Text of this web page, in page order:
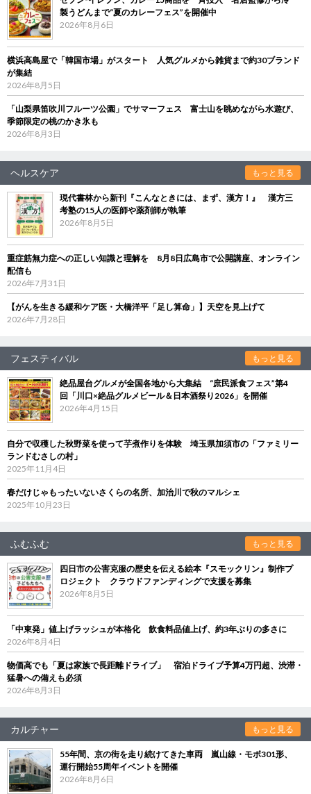
製うどんまで“夏のカレーフェス”を開催中
2026年8月6日
横浜高島屋で「韓国市場」がスタート 人気グルメから雑貨まで約30ブランド
が集結
2026年8月5日
「山梨県笛吹川フルーツ公園」でサマーフェス 富士山を眺めながら水遊び、
季節限定の桃のかき氷も
2026年8月3日
ヘルスケア もっと見る
現代書林から新刊『こんなときには、まず、漢方！』 漢方三
考塾の15人の医師や薬剤師が執筆
2026年8月5日
重症筋無力症への正しい知識と理解を 8月8日広島市で公開講座、オンライン
配信も
2026年7月31日
【がんを生きる緩和ケア医・大橋洋平「足し算命」】天空を見上げて
2026年7月28日
フェスティバル もっと見る
絶品屋台グルメが全国各地から大集結 “庶民派食フェス”第4
回「川口×絶品グルメビール＆日本酒祭り2026」を開催
2026年4月15日
自分で収穫した秋野菜を使って芋煮作りを体験 埼玉県加須市の「ファミリー
ランドむさしの村」
2025年11月4日
春だけじゃもったいないさくらの名所、加治川で秋のマルシェ
2025年10月23日
ふむふむ もっと見る
四日市の公害克服の歴史を伝える絵本『スモックリン』制作プ
ロジェクト クラウドファンディングで支援を募集
2026年8月5日
「中東発」値上げラッシュが本格化 飲食料品値上げ、約3年ぶりの多さに
2026年8月4日
物価高でも「夏は家族で長距離ドライブ」 宿泊ドライブ予算4万円超、渋滞・
猛暑への備えも必須
2026年8月3日
カルチャー もっと見る
55年間、京の街を走り続けてきた車両 嵐山線・モボ301形、
運行開始55周年イベントを開催
2026年8月6日